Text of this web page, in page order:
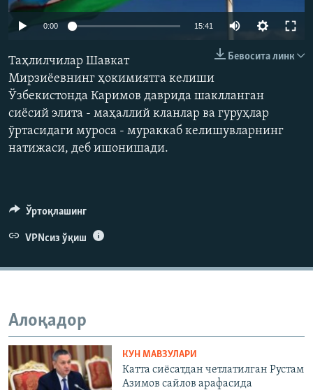
0:00 15:41
Бевосита линк
Таҳлилчилар Шавкат
Мирзиёевнинг ҳокимиятга келиши
Ўзбекистонда Каримов даврида шаклланган
сиёсий элита - маҳаллий кланлар ва гуруҳлар
ўртасидаги муроса - мураккаб келишувларнинг
натижаси, деб ишонишади.
Ўртоқлашинг
VPNсиз ўқиш
Алоқадор
КУН МАВЗУЛАРИ
Катта сиёсатдан четлатилган Рустам
Азимов сайлов арафасида